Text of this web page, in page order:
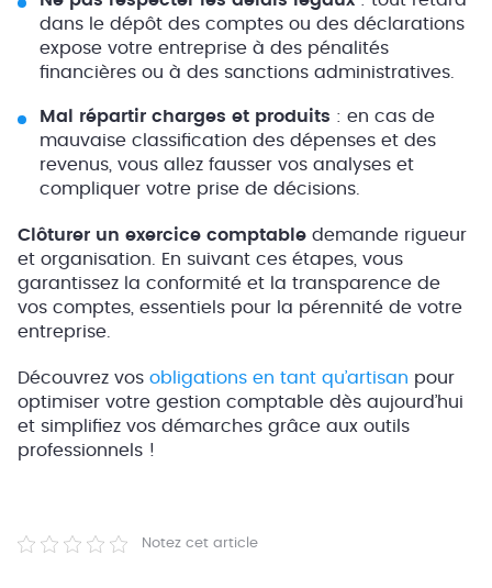
dans le dépôt des comptes ou des déclarations
expose votre entreprise à des pénalités
financières ou à des sanctions administratives.
Mal répartir charges et produits : en cas de
mauvaise classification des dépenses et des
revenus, vous allez fausser vos analyses et
compliquer votre prise de décisions.
Clôturer un exercice comptable demande rigueur
et organisation. En suivant ces étapes, vous
garantissez la conformité et la transparence de
vos comptes, essentiels pour la pérennité de votre
entreprise.
Découvrez vos obligations en tant qu’artisan pour
optimiser votre gestion comptable dès aujourd’hui
et simplifiez vos démarches grâce aux outils
professionnels !
Notez cet article